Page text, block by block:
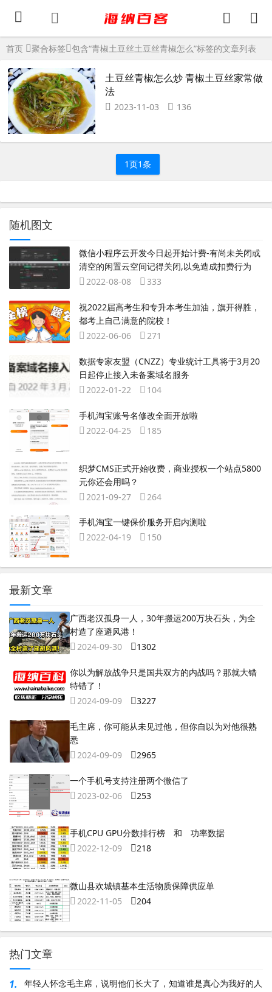
首页 聚合标签 包含“青椒土豆丝土豆丝青椒怎么”标签的文章列表
土豆丝青椒怎么炒 青椒土豆丝家常做
法
2023-11-03 136
1页1条
随机图文
微信小程序云开发今日起开始计费-有尚未关闭或
清空的闲置云空间记得关闭,以免造成扣费行为
2022-08-08
333
祝2022届高考生和专升本考生加油，旗开得胜，
都考上自己满意的院校！
2022-06-06
271
数据专家友盟（CNZZ）专业统计工具将于3月20
日起停止接入未备案域名服务
2022-01-22
104
手机淘宝账号名修改全面开放啦
2022-04-25
185
织梦CMS正式开始收费，商业授权一个站点5800
元你还会用吗？
2021-09-27
264
手机淘宝一键保价服务开启内测啦
2022-04-19
150
最新文章
广西老汉孤身一人，30年搬运200万块石头，为全
村造了座避风港！
2024-09-30
1302
你以为解放战争只是国共双方的内战吗？那就大错
特错了！
2024-09-09
3227
毛主席，你可能从未见过他，但你自以为对他很熟
悉
2024-09-09
2965
一个手机号支持注册两个微信了
2023-02-06
253
手机CPU GPU分数排行榜 和 功率数据
2022-12-09
218
微山县欢城镇基本生活物质保障供应单
2022-11-05
204
热门文章
1. 年轻人怀念毛主席，说明他们长大了，知道谁是真心为我好的人